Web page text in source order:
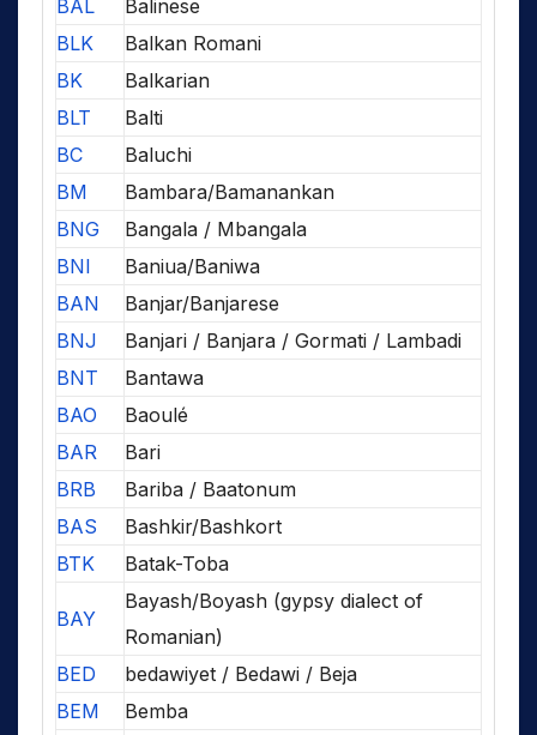
BAL
Balinese
BLK
Balkan Romani
BK
Balkarian
BLT
Balti
BC
Baluchi
BM
Bambara/Bamanankan
BNG
Bangala / Mbangala
BNI
Baniua/Baniwa
BAN
Banjar/Banjarese
BNJ
Banjari / Banjara / Gormati / Lambadi
BNT
Bantawa
BAO
Baoulé
BAR
Bari
BRB
Bariba / Baatonum
BAS
Bashkir/Bashkort
BTK
Batak-Toba
BAY
Bayash/Boyash (gypsy dialect of
Romanian)
BED
bedawiyet / Bedawi / Beja
BEM
Bemba